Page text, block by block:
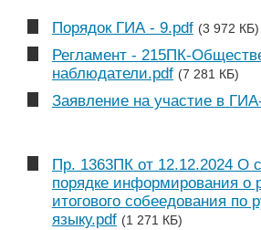
Порядок ГИА - 9.pdf (3 972 КБ)
Регламент - 215ПК-
наблюдатели.pdf (7 281 КБ)
Заявление на участие в
Пр. 1363ПК от 12.12.2024 О
порядке информирования о
итогового собеедования по
языку.pdf (1 271 КБ)